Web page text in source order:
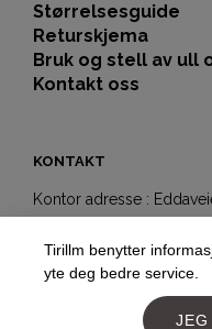
Størrelsesguide
Returskjema
Bruk og stell av ull
Kontakt oss
KONTAKT
Kontor adresse :
Hegdehaugsveien 5b
0352 Oslo
+4797177477
Tirillm benytter
yte deg bedre service.
JEG